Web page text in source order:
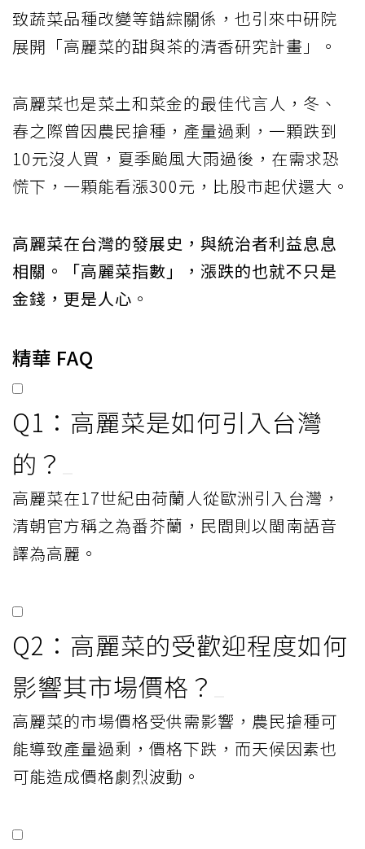
致蔬菜品種改變等錯綜關係，也引來中研院
展開「高麗菜的甜與茶的清香研究計畫」。
高麗菜也是菜土和菜金的最佳代言人，冬、
春之際曾因農民搶種，產量過剩，一顆跌到
10元沒人買，夏季颱風大雨過後，在需求恐
慌下，一顆能看漲300元，比股市起伏還大。
高麗菜在台灣的發展史，與統治者利益息息
相關。「高麗菜指數」，漲跌的也就不只是
金錢，更是人心 。
精華 FAQ
Q1：高麗菜是如何引入台灣
的？
高麗菜在17世紀由荷蘭人從歐洲引入台灣，
清朝官方稱之為番芥蘭，民間則以閩南語音
譯為高麗。
Q2：高麗菜的受歡迎程度如何
影響其市場價格？
高麗菜的市場價格受供需影響，農民搶種可
能導致產量過剩，價格下跌，而天候因素也
可能造成價格劇烈波動。